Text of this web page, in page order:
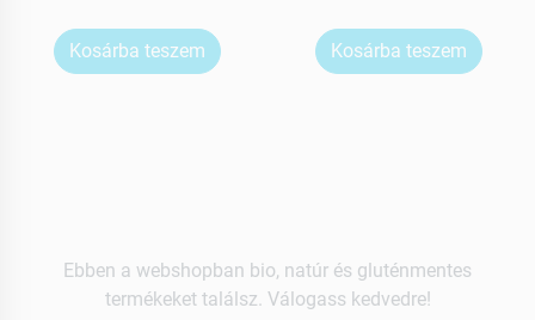
Kosárba teszem Kosárba teszem
Ebben a webshopban bio, natúr és gluténmentes
termékeket találsz. Válogass kedvedre!